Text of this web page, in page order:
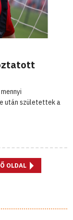
után születettek a
OLDAL